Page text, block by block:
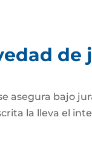
de
asegura bajo
la lleva el